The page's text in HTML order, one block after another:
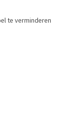
te verminderen